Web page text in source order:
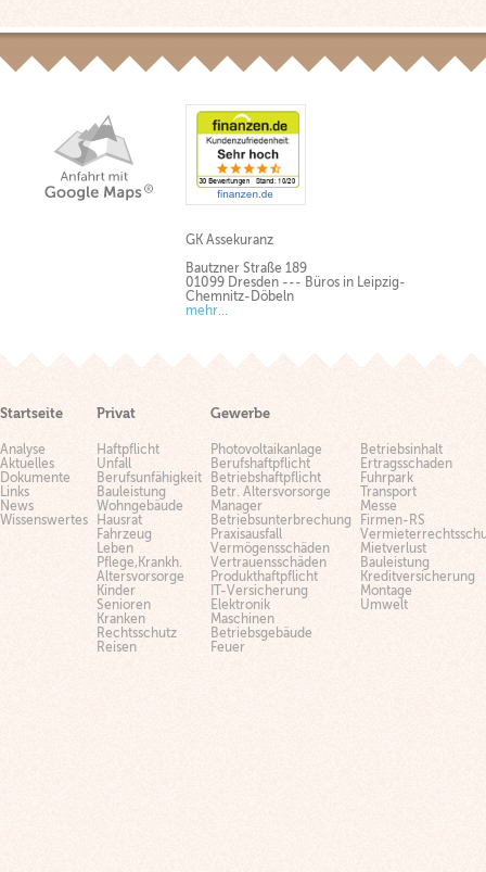
GK Assekuranz
Bautzner Straße 189
01099 Dresden --- Büros in Leipzig-
Chemnitz-Döbeln
mehr...
Startseite
Analyse
Aktuelles
Dokumente
Links
News
Wissenswertes
Privat
Haftpflicht
Unfall
Berufsunfähigkeit
Bauleistung
Wohngebäude
Hausrat
Fahrzeug
Leben
Pflege,Krankh.
Altersvorsorge
Kinder
Senioren
Kranken
Rechtsschutz
Reisen
Gewerbe
Photovoltaikanlage
Berufshaftpflicht
Betriebshaftpflicht
Betr. Altersvorsorge
Manager
Betriebsunterbrechung
Praxisausfall
Vermögensschäden
Vertrauensschäden
Produkthaftpflicht
IT-Versicherung
Elektronik
Maschinen
Betriebsgebäude
Feuer
Betriebsinhalt
Ertragsschaden
Fuhrpark
Transport
Messe
Firmen-RS
Mietverlust
Bauleistung
Kreditversicherung
Montage
Umwelt